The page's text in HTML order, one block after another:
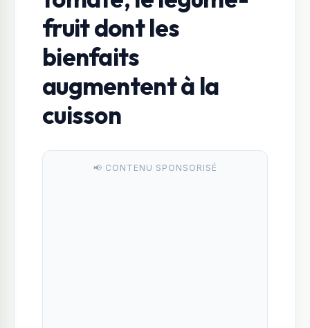
fruit dont les
bienfaits
augmentent à la
cuisson
📢 CONTENU SPONSORISÉ